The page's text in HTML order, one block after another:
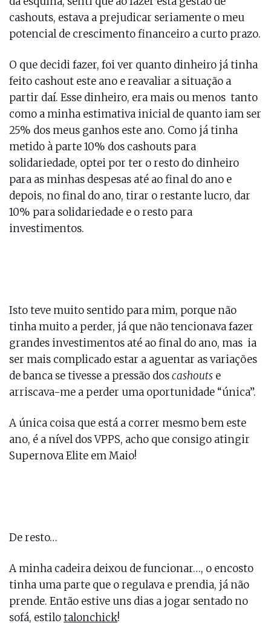
cashouts, estava a prejudicar seriamente o meu
potencial de crescimento financeiro a curto prazo.
O que decidi fazer, foi ver quanto dinheiro já tinha
feito cashout este ano e reavaliar a situação a
partir daí. Esse dinheiro, era mais ou menos tanto
como a minha estimativa inicial de quanto iam ser
25% dos meus ganhos este ano. Como já tinha
metido à parte 10% dos cashouts para
solidariedade, optei por ter o resto do dinheiro
para as minhas despesas até ao final do ano e
depois, no final do ano, tirar o restante lucro, dar
10% para solidariedade e o resto para
investimentos.
Isto teve muito sentido para mim, porque não
tinha muito a perder, já que não tencionava fazer
grandes investimentos até ao final do ano, mas ia
ser mais complicado estar a aguentar as variações
de banca se tivesse a pressão doscashouts e
arriscava-me a perder uma oportunidade “única”.
A única coisa que está a correr mesmo bem este
ano, é a nível dos VPPS, acho que consigo atingir
Supernova Elite em Maio!
De resto…
A minha cadeira deixou de funcionar…, o encosto
tinha uma parte que o regulava e prendia, já não
prende. Então estive uns dias a jogar sentado no
sofá, estilotalonchick!